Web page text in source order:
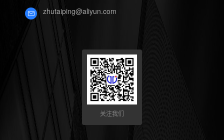
zhutaiping@aliyun.com
关注我们